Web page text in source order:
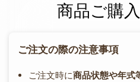
商品ご購
ご注文の際の注意事項
ご注文時に商品状態や年式